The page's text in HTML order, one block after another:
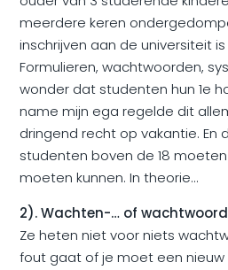
meerdere keren
inschrijven aan de universiteit
Formulieren, wachtwoorden,
wonder dat studenten hun 1e
name mijn ega regelde dit
dringend recht op vakantie. En
studenten boven de 18
moeten kunnen. In theorie...
2). Wachten-… of
Ze heten niet voor niets
fout gaat of je moet een